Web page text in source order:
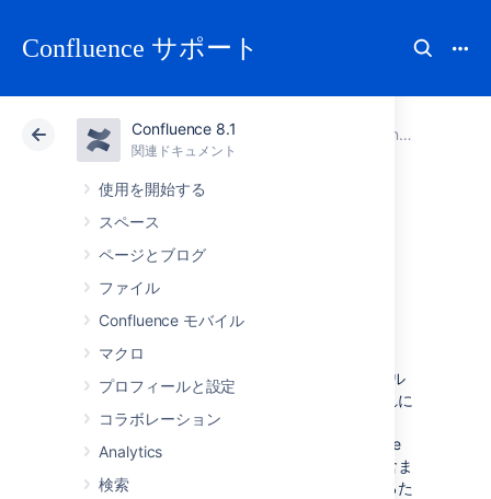
Confluence サポート
Confluence 8.1
関連ドキュメント
使用を開始する
スペース
ページとブログ
ファイル
Confluence モバイル
マクロ
プロフィールと設定
コラボレーション
Analytics
検索
アトラシアン サポート 関連ドキュメント
Confluence 管理者ガイド
クラウド Data Center 8.1
Confluence 環境を
設定する
このセクションでは、Confluence インストール
の外部セットアップについて説明します。これに
は、Web サーバー、アプリケーション サーバ
ー、ディレクトリ、ファイルなど、Confluence
の実行環境に関するすべてを設定する情報が含ま
れます。アプリケーション内の設定を変更するた